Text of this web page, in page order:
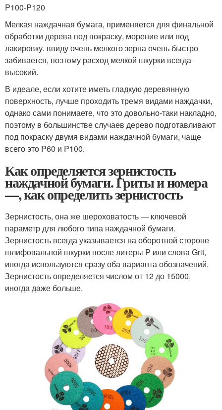
P100-P120
Мелкая наждачная бумага, применяется для финальной
обработки дерева под покраску, морение или под
лакировку. ввиду очень мелкого зерна очень быстро
забивается, поэтому расход мелкой шкурки всегда
высокий.
В идеале, если хотите иметь гладкую деревянную
поверхность, лучше проходить тремя видами наждачки,
однако сами понимаете, что это довольно-таки накладно,
поэтому в большинстве случаев дерево подготавливают
под покраску двумя видами наждачной бумаги, чаще
всего это P60 и P100.
Как определяется зернистость
наждачной бумаги. Гриты и номера
—, как определить зернистость
Зернистость, она же шероховатость — ключевой
параметр для любого типа наждачной бумаги.
Зернистость всегда указывается на оборотной стороне
шлифовальной шкурки после литеры Р или слова Grit,
иногда используются сразу оба варианта обозначений.
Зернистость определяется числом от 12 до 15000,
иногда даже больше.